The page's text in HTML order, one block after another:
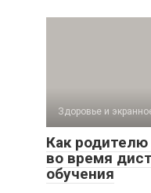
Здоровье и
Как родителю
во время
обучения